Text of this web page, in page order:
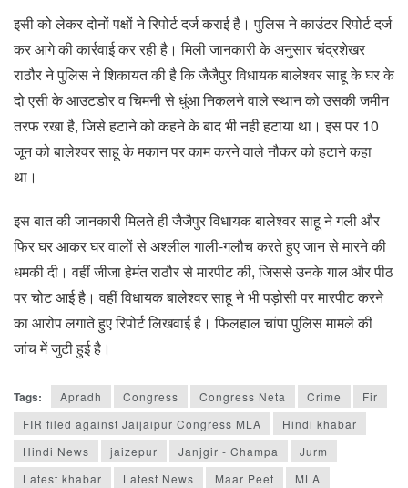
इसी को लेकर दोनों पक्षों ने रिपोर्ट दर्ज कराई है। पुलिस ने काउंटर रिपोर्ट दर्ज
कर आगे की कार्रवाई कर रही है। मिली जानकारी के अनुसार चंद्रशेखर
राठौर ने पुलिस ने शिकायत की है कि जैजैपुर विधायक बालेश्वर साहू के घर के
दो एसी के आउटडोर व चिमनी से धुंआ निकलने वाले स्थान को उसकी जमीन
तरफ रखा है, जिसे हटाने को कहने के बाद भी नही हटाया था। इस पर 10
जून को बालेश्वर साहू के मकान पर काम करने वाले नौकर को हटाने कहा
था।
इस बात की जानकारी मिलते ही जैजैपुर विधायक बालेश्वर साहू ने गली और
फिर घर आकर घर वालों से अश्लील गाली-गलौच करते हुए जान से मारने की
धमकी दी। वहीं जीजा हेमंत राठौर से मारपीट की, जिससे उनके गाल और पीठ
पर चोट आई है। वहीं विधायक बालेश्वर साहू ने भी पड़ोसी पर मारपीट करने
का आरोप लगाते हुए रिपोर्ट लिखवाई है। फिलहाल चांपा पुलिस मामले की
जांच में जुटी हुई है।
Tags: Apradh Congress Congress Neta Crime
Fir
FIR filed against Jaijaipur Congress MLA
Hindi khabar
Hindi News
jaizepur Janjgir - Champa
Jurm
Latest khabar
Latest News Maar Peet
MLA